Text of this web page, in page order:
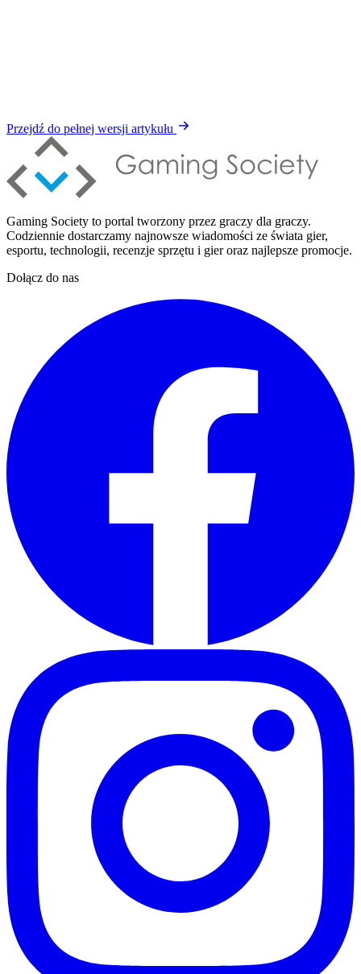
Przejdź do pełnej wersji artykułu
Gaming Society to portal tworzony przez graczy dla graczy.
Codziennie dostarczamy najnowsze wiadomości ze świata gier,
esportu, technologii, recenzje sprzętu i gier oraz najlepsze promocje.
Dołącz do nas